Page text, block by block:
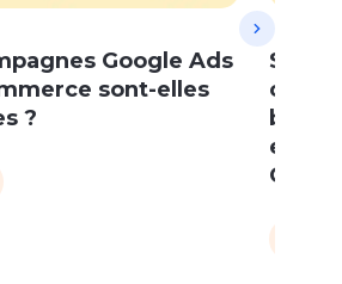
Google Ads
sont-elles
?